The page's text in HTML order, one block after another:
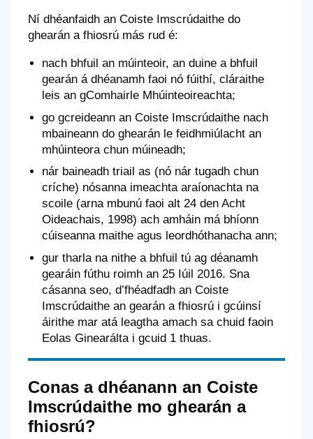
Ní dhéanfaidh an Coiste Imscrúdaithe do
ghearán a fhiosrú más rud é:
nach bhfuil an múinteoir, an duine a bhfuil
gearán á dhéanamh faoi nó fúithí, cláraithe
leis an gComhairle Mhúinteoireachta;
go gcreideann an Coiste Imscrúdaithe nach
mbaineann do ghearán le feidhmiúlacht an
mhúinteora chun múineadh;
nár baineadh triail as (nó nár tugadh chun
críche) nósanna imeachta araíonachta na
scoile (arna mbunú faoi alt 24 den Acht
Oideachais, 1998) ach amháin má bhíonn
cúiseanna maithe agus leordhóthanacha ann;
gur tharla na nithe a bhfuil tú ag déanamh
gearáin fúthu roimh an 25 Iúil 2016. Sna
cásanna seo, d’fhéadfadh an Coiste
Imscrúdaithe an gearán a fhiosrú i gcúinsí
áirithe mar atá leagtha amach sa chuid faoin
Eolas Ginearálta i gcuid 1 thuas.
Conas a dhéanann an Coiste
Imscrúdaithe mo ghearán a
fhiosrú?